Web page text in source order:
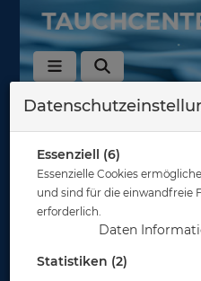
Essenziell (6)
Essenzielle Cookies
und sind für die einwandfreie
erforderlich.
Daten
Statistiken (2)